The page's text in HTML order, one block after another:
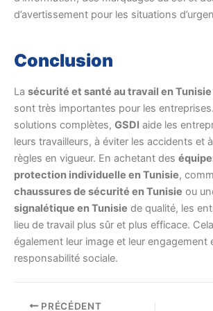
d’avertissement pour les situations
Conclusion
La sécurité et santé au travail en Tunisie
sont très importantes pour les
solutions complètes, GSDI aide les
leurs travailleurs, à éviter les accidents et
règles en vigueur. En achetant des
protection individuelle en Tunisie,
chaussures de sécurité en Tunisie ou
signalétique en Tunisie de qualité, les
lieu de travail plus sûr et plus efficace.
également leur image et leur engagement
responsabilité sociale.
PRÉCÉDENT